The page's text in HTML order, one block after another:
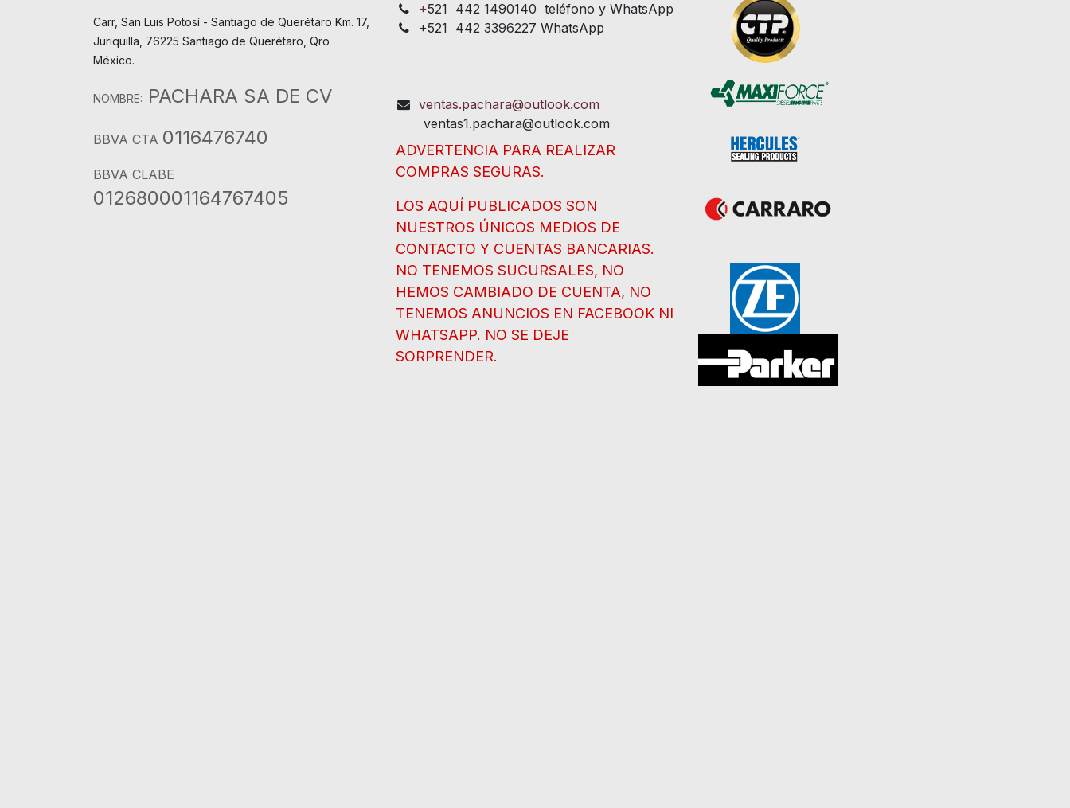
Carr, San Luis Potosí - Santiago de Querétaro Km. 17,
Juriquilla, 76225 Santiago de Querétaro, Qro
México.
NOMBRE: PACHARA SA DE CV
BBVA CTA 0116476740
BBVA CLABE
012680001164767405
+521 442 1490140 teléfono y WhatsApp
+521 442 3396227 WhatsApp
ventas.pachara@outlook.com
ventas1.pachara@outlook.com
ADVERTENCIA PARA REALIZAR
COMPRAS SEGURAS.
LOS AQUÍ PUBLICADOS SON
NUESTROS ÚNICOS MEDIOS DE
CONTACTO Y CUENTAS BANCARIAS.
NO TENEMOS SUCURSALES, NO
HEMOS CAMBIADO DE CUENTA, NO
TENEMOS ANUNCIOS EN FACEBOOK NI
WHATSAPP. NO SE DEJE
SORPRENDER.